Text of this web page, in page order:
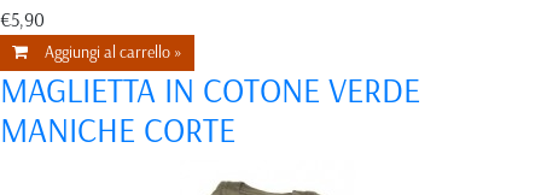
€5,90
Aggiungi al carrello »
MAGLIETTA IN COTONE VERDE
MANICHE CORTE